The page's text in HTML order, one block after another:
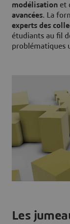
modélisation et
avancées. La
experts des
étudiants au fil
problématiques
Les